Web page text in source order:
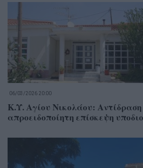
06/03/2026 20:00
Κ.Υ. Αγίου Νικολάου: Αντίδραση
απροειδοποίητη επίσκεψη